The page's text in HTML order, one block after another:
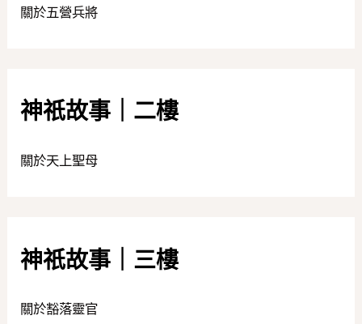
關於五營兵將
神祇故事｜二樓
關於天上聖母
神祇故事｜三樓
關於豁落靈官